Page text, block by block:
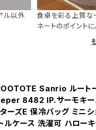
ル以外
食卓を彩る上質な
ネートのポイントに
Sanrio ルート
8482 IP.サーモキー
ーズE 保冷バッグ ミニ
ルケース 洗濯可 ハローキ